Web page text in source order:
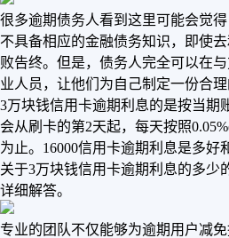
很多逾期债务人看到这里可能会觉
不具备相应的金融债务知识，即使
败告终。但是，债务人完全可以在
业人员，让他们为自己制定一份合理
3万块钱信用卡逾期利息的是按当期
会从刷卡的第2天起，每天按照
为止。16000信用卡逾期利息是多好
关于3万块钱信用卡逾期利息的多少
详细解答。
专业的团队不仅能够为逾期用户减免